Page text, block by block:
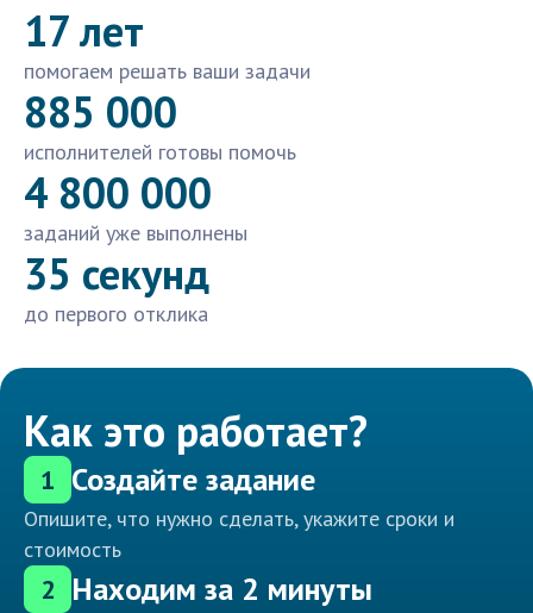
17 лет
помогаем решать ваши задачи
885 000
исполнителей готовы помочь
4 800 000
заданий уже выполнены
35 секунд
до первого отклика
Как это работает?
1 Создайте задание
Опишите, что нужно сделать, укажите сроки и
стоимость
2 Находим за 2 минуты